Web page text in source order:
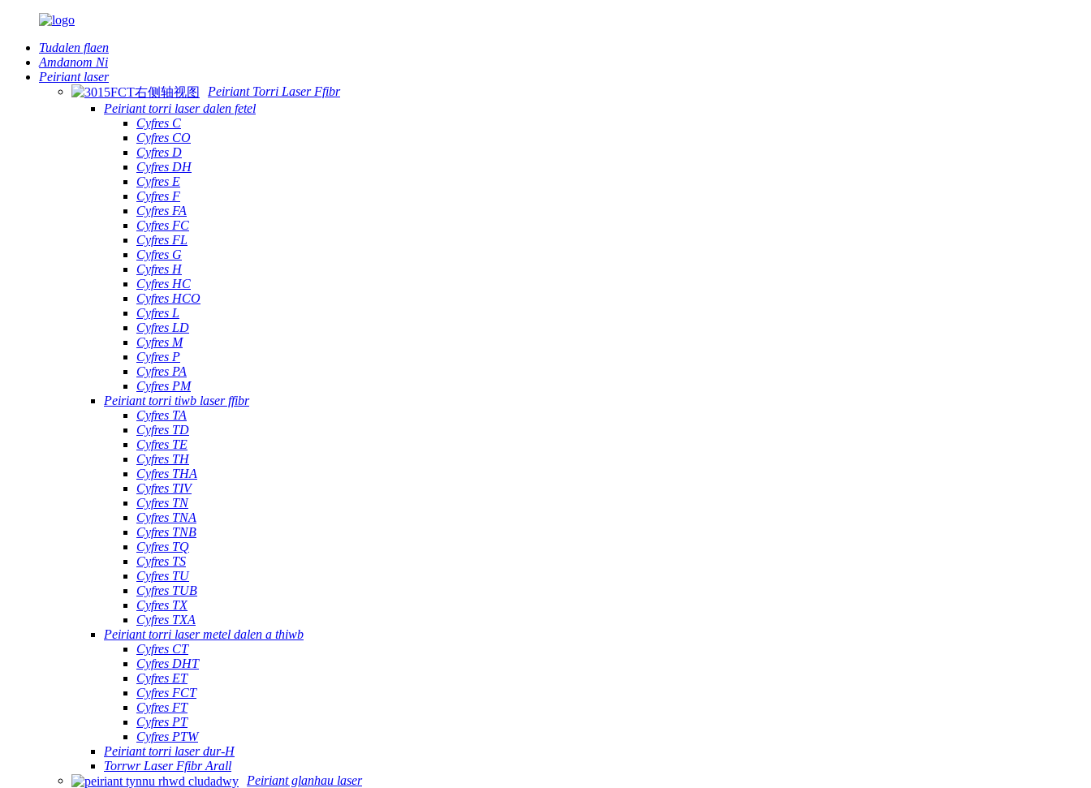
Tudalen flaen
Amdanom Ni
Peiriant laser
Peiriant Torri Laser Ffibr
Peiriant torri laser dalen fetel
Cyfres C
Cyfres CO
Cyfres D
Cyfres DH
Cyfres E
Cyfres F
Cyfres FA
Cyfres FC
Cyfres FL
Cyfres G
Cyfres H
Cyfres HC
Cyfres HCO
Cyfres L
Cyfres LD
Cyfres M
Cyfres P
Cyfres PA
Cyfres PM
Peiriant torri tiwb laser ffibr
Cyfres TA
Cyfres TD
Cyfres TE
Cyfres TH
Cyfres THA
Cyfres TIV
Cyfres TN
Cyfres TNA
Cyfres TNB
Cyfres TQ
Cyfres TS
Cyfres TU
Cyfres TUB
Cyfres TX
Cyfres TXA
Peiriant torri laser metel dalen a thiwb
Cyfres CT
Cyfres DHT
Cyfres ET
Cyfres FCT
Cyfres FT
Cyfres PT
Cyfres PTW
Peiriant torri laser dur-H
Torrwr Laser Ffibr Arall
Peiriant glanhau laser